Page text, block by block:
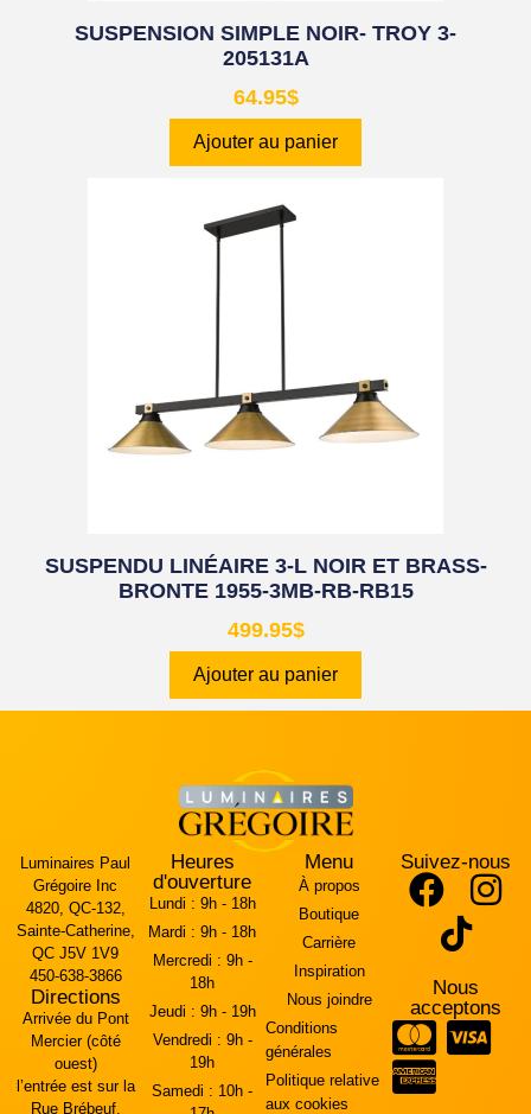
SUSPENSION SIMPLE NOIR- TROY 3-
205131A
64.95$
Ajouter au panier
SUSPENDU LINÉAIRE 3-L NOIR ET BRASS-
BRONTE 1955-3MB-RB-RB15
499.95$
Ajouter au panier
Luminaires Paul
Grégoire Inc
4820, QC-132,
Sainte-Catherine,
QC J5V 1V9
450-638-3866
Directions
Arrivée du Pont
Mercier (côté
ouest)
l’entrée est sur la
Rue Brébeuf.
Heures
d'ouverture
Lundi : 9h - 18h
Mardi : 9h - 18h
Mercredi : 9h -
18h
Jeudi : 9h - 19h
Vendredi : 9h -
19h
Samedi : 10h -
Menu
À propos
Boutique
Carrière
Inspiration
Nous joindre
Conditions
générales
Politique relative
aux cookies
Suivez-nous
Nous
acceptons